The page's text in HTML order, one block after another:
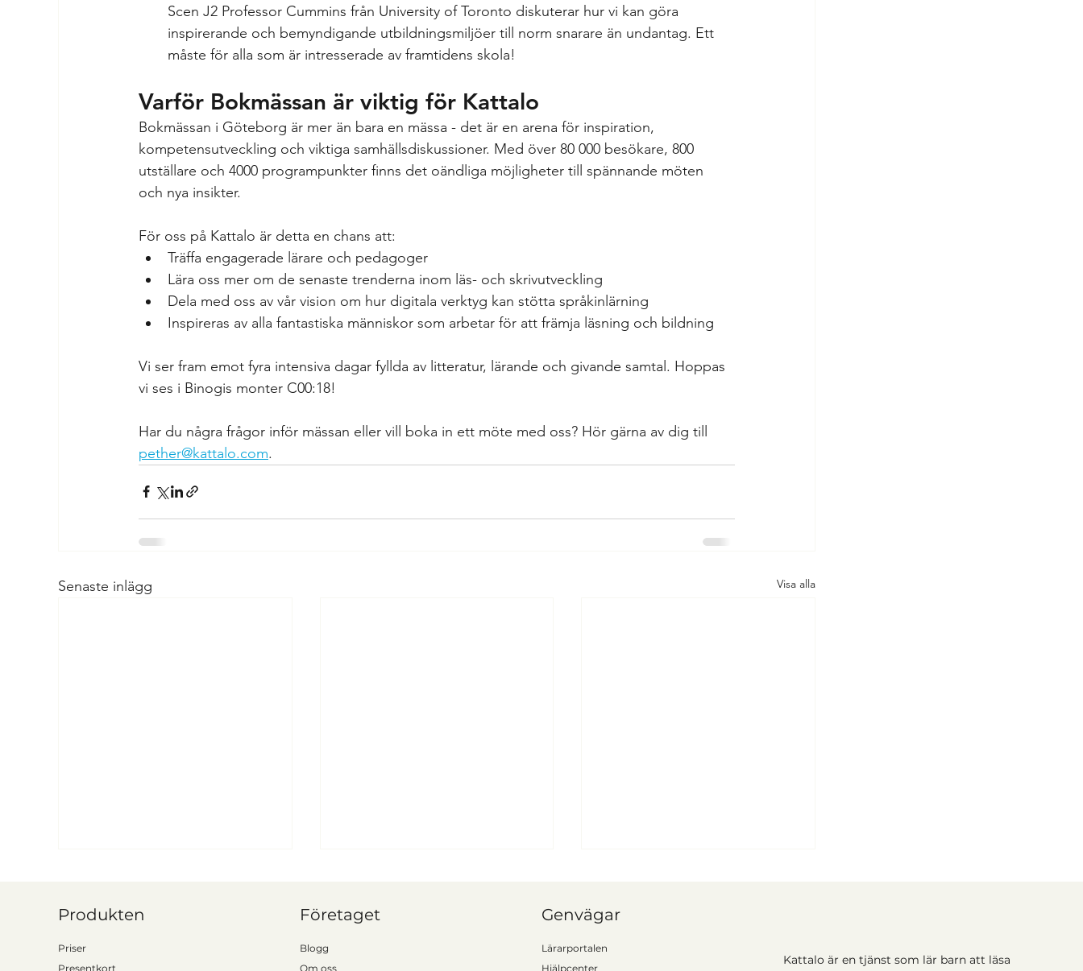
Scen J2 Professor Cummins från University of Toronto diskuterar hur vi kan göra
inspirerande och bemyndigande utbildningsmiljöer till norm snarare än undantag. Ett
måste för alla som är intresserade av framtidens skola!
Varför Bokmässan är viktig för Kattalo
Bokmässan i Göteborg är mer än bara en mässa - det är en arena för inspiration,
kompetensutveckling och viktiga samhällsdiskussioner. Med över 80 000 besökare, 800
utställare och 4000 programpunkter finns det oändliga möjligheter till spännande möten
och nya insikter.
För oss på Kattalo är detta en chans att:
Träffa engagerade lärare och pedagoger
Lära oss mer om de senaste trenderna inom läs- och skrivutveckling
Dela med oss av vår vision om hur digitala verktyg kan stötta språkinlärning
Inspireras av alla fantastiska människor som arbetar för att främja läsning och bildning
Vi ser fram emot fyra intensiva dagar fyllda av litteratur, lärande och givande samtal. Hoppas
vi ses i Binogis monter C00:18!
Har du några frågor inför mässan eller vill boka in ett möte med oss? Hör gärna av dig till
pether@kattalo.com.
Senaste inlägg Visa alla
Kattalo är en tjänst som lär barn att läsa
Produkten
Priser
Presentkort
Företaget
Blogg
Om oss
Genvägar
Lärarportalen
Hjälpcenter